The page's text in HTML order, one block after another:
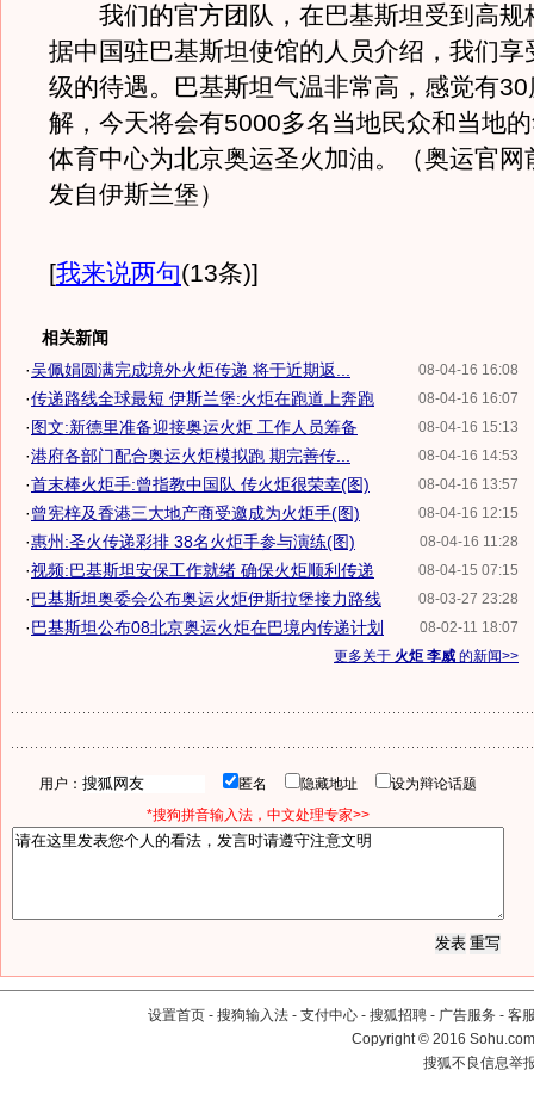
我们的官方团队，在巴基斯坦受到高规
据中国驻巴基斯坦使馆的人员介绍，我们享
级的待遇。巴基斯坦气温非常高，感觉有
解，今天将会有5000多名当地民众和当地
体育中心为北京奥运圣火加油。（奥运官网
发自伊斯兰堡）
[我来说两句(13条)]
相关新闻
08-04-16 16:08
·吴佩娟圆满完成境外火炬传递 将于近期返...
08-04-16 16:07
·传递路线全球最短 伊斯兰堡:火炬在跑道上奔跑
08-04-16 15:13
·图文:新德里准备迎接奥运火炬 工作人员筹备
08-04-16 14:53
·港府各部门配合奥运火炬模拟跑 期完善传...
08-04-16 13:57
·首末棒火炬手:曾指教中国队 传火炬很荣幸(图)
08-04-16 12:15
·曾宪梓及香港三大地产商受邀成为火炬手(图)
08-04-16 11:28
·惠州:圣火传递彩排 38名火炬手参与演练(图)
08-04-15 07:15
·视频:巴基斯坦安保工作就绪 确保火炬顺利传递
08-03-27 23:28
·巴基斯坦奥委会公布奥运火炬伊斯拉堡接力路线
08-02-11 18:07
·巴基斯坦公布08北京奥运火炬在巴境内传递计划
更多关于 火炬 李威 的新闻>>
用户： 匿名 隐藏地址
设为辩论话题
*搜狗拼音输入法，中文处理专家>>
设置首页 - 搜狗输入法 - 支付中心 - 搜狐招聘 - 广告服务 - 客
Copyright©2016
搜狐不良信息举